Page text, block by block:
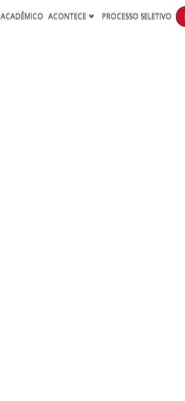
ACADÊMICO ACONTECE PROCESSO SELETIVO